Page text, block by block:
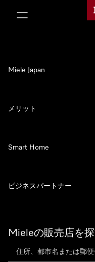
Mieleの販売店を
Miele Japan
メリット
Smart Home
ビジネスパートナー